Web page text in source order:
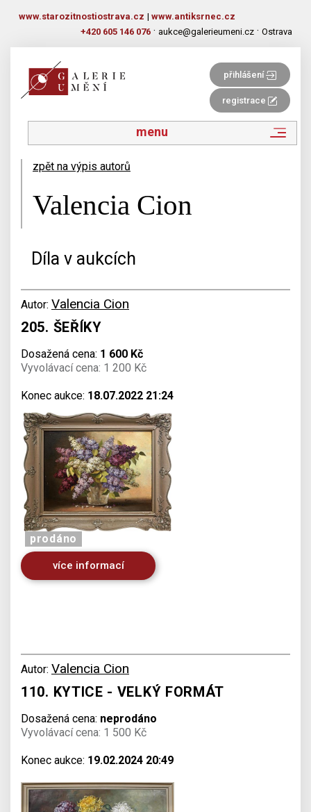
www.starozitnostiostrava.cz | www.antiksrnec.cz
+420 605 146 076 · aukce@galerieumeni.cz · Ostrava
přihlášení
registrace
menu
zpět na výpis autorů
Valencia Cion
Díla v aukcích
Autor: Valencia Cion
205. ŠEŘÍKY
Dosažená cena: 1 600 Kč
Vyvolávací cena: 1 200 Kč
Konec aukce: 18.07.2022 21:24
prodáno
více informací
Autor: Valencia Cion
110. KYTICE - VELKÝ FORMÁT
Dosažená cena: neprodáno
Vyvolávací cena: 1 500 Kč
Konec aukce: 19.02.2024 20:49